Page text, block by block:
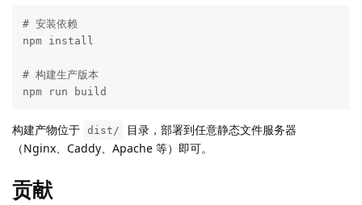
# 安装依赖
npm install
# 构建生产版本
npm run build
构建产物位于 dist/
目录，部署到任意静态文件服务器
（Nginx、Caddy、Apache 等）即可。
贡献